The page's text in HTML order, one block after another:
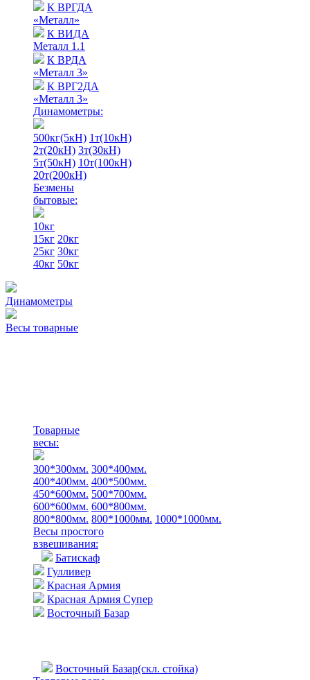
К ВРГДА
«Металл»
К ВИДА
Металл 1.1
К ВРДА
«Металл 3»
К ВРГ2ДА
«Металл 3»
Динамометры:
500кг(5кН) 1т(10кН)
2т(20кН) 3т(30кН)
5т(50кН) 10т(100кН)
20т(200кН)
Безмены
бытовые:
10кг
15кг 20кг
25кг 30кг
40кг 50кг
Динамометры
Весы товарные
Товарные
весы:
300*300мм. 300*400мм.
400*400мм. 400*500мм.
450*600мм. 500*700мм.
600*600мм. 600*800мм.
800*800мм. 800*1000мм. 1000*1000мм.
Весы простого
взвешивания:
Батискаф
Гулливер
Красная Армия
Красная Армия Супер
Восточный Базар
Восточный Базар(скл. стойка)